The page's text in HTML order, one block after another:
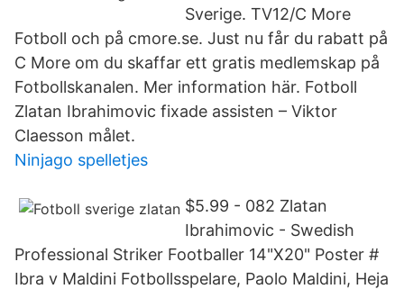
Sverige. TV12/C More
Fotboll och på cmore.se. Just nu får du rabatt på
C More om du skaffar ett gratis medlemskap på
Fotbollskanalen. Mer information här. Fotboll
Zlatan Ibrahimovic fixade assisten – Viktor
Claesson målet.
Ninjago spelletjes
$5.99 - 082 Zlatan
Ibrahimovic - Swedish
Professional Striker Footballer 14"X20" Poster #
Ibra v Maldini Fotbollsspelare, Paolo Maldini, Heja